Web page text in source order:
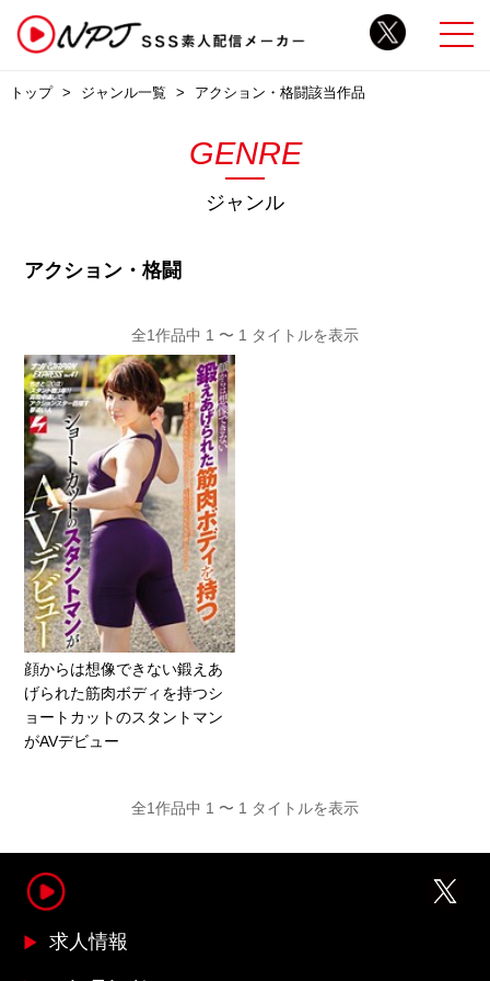
トップ ジャンル一覧 アクション・格闘該当作品
GENRE
ジャンル
アクション・格闘
全1作品中 1 〜 1 タイトルを表示
顔からは想像できない鍛えあ
げられた筋肉ボディを持つシ
ョートカットのスタントマン
がAVデビュー
全1作品中 1 〜 1 タイトルを表示
求人情報